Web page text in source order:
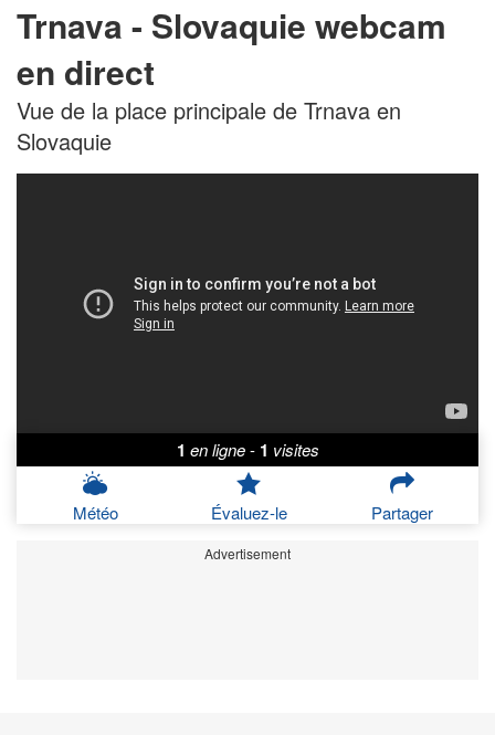
Trnava - Slovaquie webcam
en direct
Vue de la place principale de Trnava en
Slovaquie
1 en ligne - 1 visites
Météo Évaluez-le Partager
Advertisement